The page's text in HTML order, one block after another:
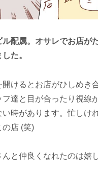
配属。オサレでお店が
た。
開けるとお店がひしめき
達と目が合ったり視線
い時があります。忙しけ
の店 (笑)
んと仲良くなれたのは嬉